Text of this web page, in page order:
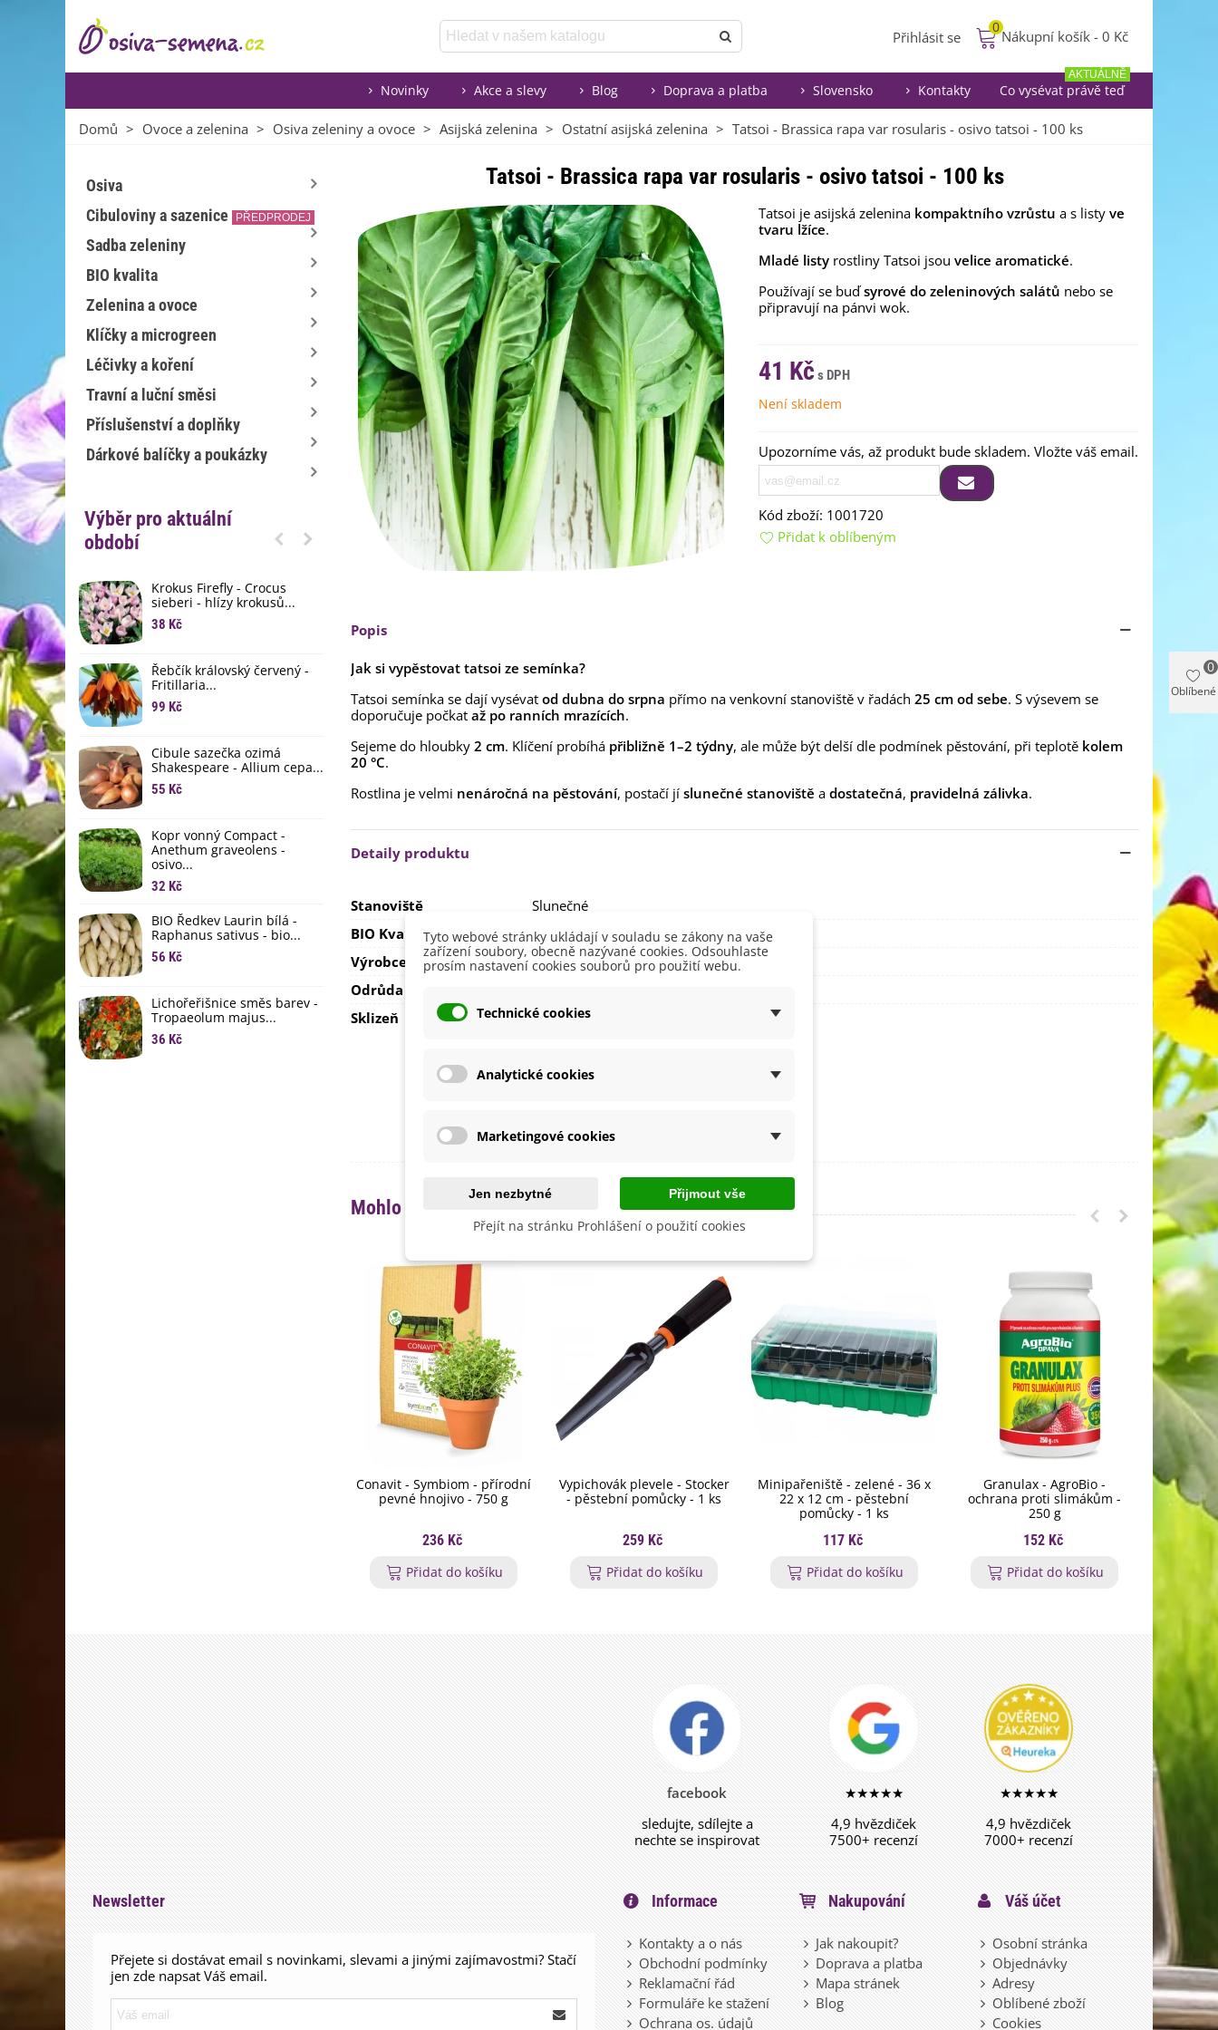
Přihlásit se
0
Nákupní košík - 0 Kč
Novinky Akce a slevy Blog Doprava a platba Slovensko Kontakty Co vysévat právě teď
AKTUÁLNĚ
Domů > Ovoce a zelenina > Osiva zeleniny a ovoce > Asijská zelenina > Ostatní asijská zelenina > Tatsoi - Brassica rapa var rosularis - osivo tatsoi - 100 ks
Osiva
Cibuloviny a sazenice
PŘEDPRODEJ
Sadba zeleniny
BIO kvalita
Zelenina a ovoce
Klíčky a microgreen
Léčivky a koření
Travní a luční směsi
Příslušenství a doplňky
Dárkové balíčky a poukázky
Výběr pro aktuální
období
Krokus Firefly - Crocus
sieberi - hlízy krokusů...
38 Kč
Řebčík královský červený -
Fritillaria...
99 Kč
Cibule sazečka ozimá
Shakespeare - Allium cepa...
55 Kč
Kopr vonný Compact -
Anethum graveolens -
osivo...
32 Kč
BIO Ředkev Laurin bílá -
Raphanus sativus - bio...
56 Kč
Lichořeřišnice směs barev -
Tropaeolum majus...
36 Kč
Kuchyňské bylinky na malou
plochu - výsevný...
84 Kč
Mrkev pozdní Cidera -
Daucus carota - osivo...
Lilie Canova - Lilium - cibule
85 Kč -30%
60 Kč
Eukalyptus Baby Blue -
Blahovičník - Eukalyptus...
90 Kč
Tatsoi - Brassica rapa var rosularis - osivo tatsoi - 100 ks
Tatsoi je asijská zelenina kompaktního vzrůstu a s listy ve
tvaru lžíce.
Mladé listy rostliny Tatsoi jsou velice aromatické.
Používají se buďsyrové do zeleninových salátů nebo se
připravují na pánvi wok.
41 Kč
Není skladem
Upozorníme vás, až produkt bude skladem. Vložte váš email.
Kód zboží: 1001720
Přidat k oblíbeným
Popis
Jak si vypěstovat tatsoi ze semínka?
Tatsoi semínka se dají vysévat od dubna do srpna přímo na venkovní stanoviště v řadách 25 cm od sebe. S výsevem se
doporučuje počkat až po ranních mrazících.
Sejeme do hloubky 2 cm. Klíčení probíhá přibližně 1–2 týdny, ale může být delší dle podmínek pěstování, při teplotě kolem
20 °C.
Rostlina je velmi nenáročná na pěstování, postačí jí slunečné stanoviště a dostatečná, pravidelná zálivka.
Detaily produktu
Stanoviště
Slunečné
BIO Kvalita
Ne
Výrobce
SemenaOnline
Odrůda
Sklizeň
Březen
Duben
Květen
Srpen
Září
Mohlo by se také hodit
Conavit - Symbiom - přírodní
pevné hnojivo - 750 g
236 Kč
Přidat do košíku
Vypichovák plevele - Stocker
- pěstební pomůcky - 1 ks
259 Kč
Přidat do košíku
Minipařeniště - zelené - 36 x
22 x 12 cm - pěstební
pomůcky - 1 ks
117 Kč
Přidat do košíku
Granulax - AgroBio -
ochrana proti slimákům -
250 g
152 Kč
Přidat do košíku
Fytovit -
tekuté
facebook
sledujte, sdílejte a
nechte se inspirovat
★★★★★
4,9 hvězdiček
7500+ recenzí
★★★★★
4,9 hvězdiček
7000+ recenzí
Newsletter
Přejete si dostávat email s novinkami, slevami a jinými zajímavostmi? Stačí
jen zde napsat Váš email.
Informace
Kontakty a o nás
Obchodní podmínky
Reklamační řád
Formuláře ke stažení
Ochrana os. údajů
Nakupování
Jak nakoupit?
Doprava a platba
Mapa stránek
Blog
Váš účet
Osobní stránka
Objednávky
Adresy
Oblíbené zboží
Cookies
Oblíbené
0
Tyto webové stránky ukládají v souladu se zákony na vaše
zařízení soubory, obecně nazývané cookies. Odsouhlaste
prosím nastavení cookies souborů pro použití webu.
Technické cookies
Analytické cookies
Marketingové cookies
Jen nezbytné Přijmout vše
Přejít na stránku Prohlášení o použití cookies